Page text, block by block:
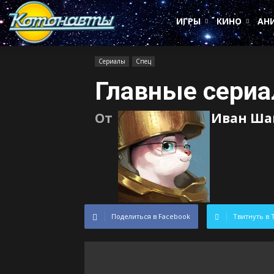
Котонавты
ИГРЫ
КИНО
Сериалы Спец
Главные
От Иван
Поделиться в Facebook Твитнуть в